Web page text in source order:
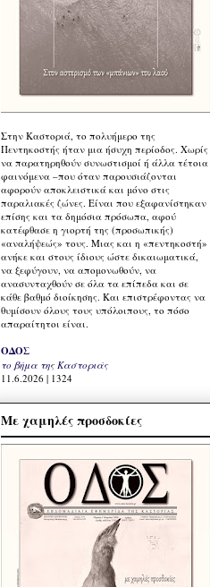
Στην Καστοριά, το πολυήμερο της
Πεντηκοστής ήταν μια ήσυχη περίοδος. Χωρίς
να παρατηρηθούν συνωστισμοί ή άλλα τέτοια
φαινόμενα –που όταν παρουσιάζονται
αφορούν αποκλειστικά και μόνο στις
παραλιακές ζώνες. Είναι που εξαφανίστηκαν
επίσης και τα δημόσια πρόσωπα, αφού
κατέφθασε η γιορτή της (προσωπικής)
«αναλήψεώς» τους. Μιας και η «πεντηκοστή»
ανήκε και στους ίδιους ώστε δικαιωματικά,
να ξεφύγουν, να απομονωθούν, να
ανασυνταχθούν σε όλα τα επίπεδα και σε
κάθε βαθμό διοίκησης. Και επιστρέφοντας να
θυμίσουν όλους τους υπόλοιπους, το πόσο
απαραίτητοι είναι.
ΟΔΟΣ
το βήμα της Καστοριάς
11.6.2026 | 1324
Με χαμηλές προσδοκίες